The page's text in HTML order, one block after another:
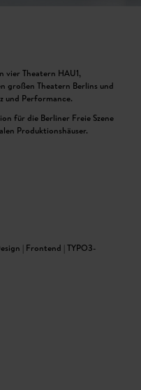
vier Theatern HAU1,
großen Theatern Berlins und
und Performance.
für die Berliner Freie Szene
Produktionshäuser.
| Frontend | TYPO3-